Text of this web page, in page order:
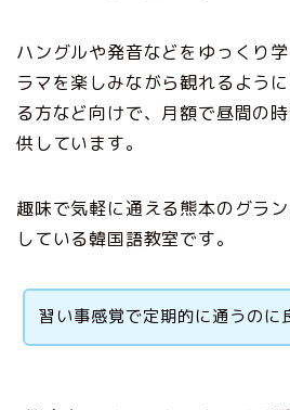
ハングルや発音などをゆっくり
ラマを楽しみながら観れるよう
る方など向けで、月額で昼間の
供しています。
趣味で気軽に通える熊本のグラ
している韓国語教室です。
習い事感覚で定期的に通うのに